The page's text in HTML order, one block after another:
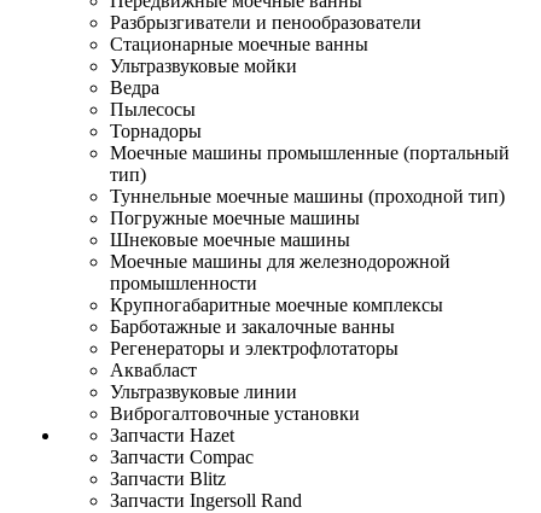
Разбрызгиватели и пенообразователи
Стационарные моечные ванны
Ультразвуковые мойки
Ведра
Пылесосы
Торнадоры
Моечные машины промышленные (портальный
тип)
Туннельные моечные машины (проходной тип)
Погружные моечные машины
Шнековые моечные машины
Моечные машины для железнодорожной
промышленности
Крупногабаритные моечные комплексы
Барботажные и закалочные ванны
Регенераторы и электрофлотаторы
Аквабласт
Ультразвуковые линии
Виброгалтовочные установки
Запчасти Hazet
Запчасти Compac
Запчасти Blitz
Запчасти Ingersoll Rand